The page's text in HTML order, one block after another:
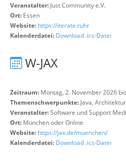
Veranstalter: Just Community e.V.
Ort: Essen
Website: https://iterate.ruhr
Kalenderdatei: Download .ics-Datei
W-JAX
Zeitraum: Montag, 2. November 2026
Themenschwerpunkte: Java,
Veranstalter:Software und Support
Ort: München oder Online
Website: https://jax.de/muenchen/
Kalenderdatei: Download .ics-Datei